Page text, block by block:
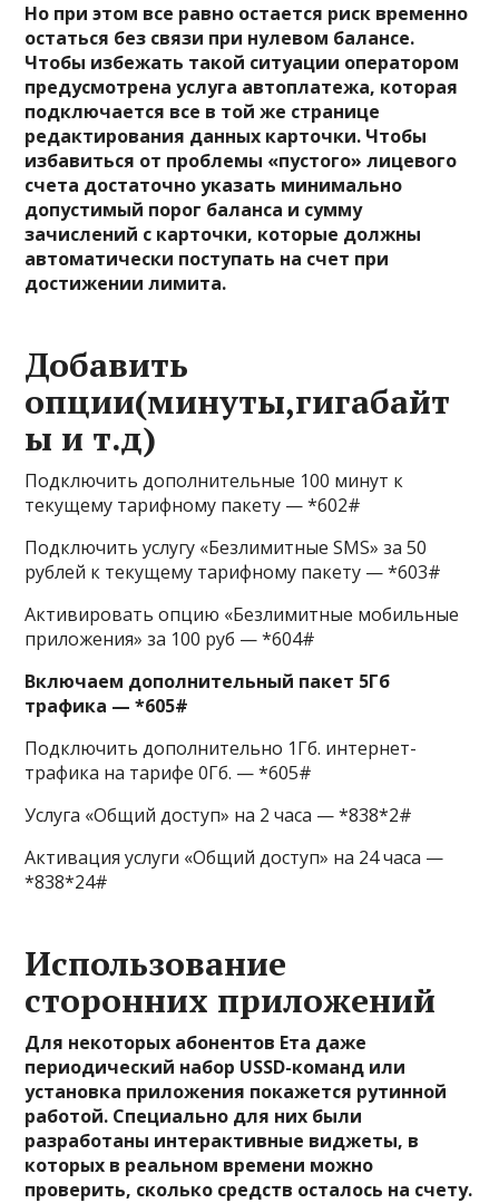
Но при этом все равно остается риск временно
остаться без связи при нулевом балансе.
Чтобы избежать такой ситуации оператором
предусмотрена услуга автоплатежа, которая
подключается все в той же странице
редактирования данных карточки. Чтобы
избавиться от проблемы «пустого» лицевого
счета достаточно указать минимально
допустимый порог баланса и сумму
зачислений с карточки, которые должны
автоматически поступать на счет при
достижении лимита.
Добавить
опции(минуты,гигабайт
ы и т.д)
Подключить дополнительные 100 минут к
текущему тарифному пакету — *602#
Подключить услугу «Безлимитные SMS» за 50
рублей к текущему тарифному пакету — *603#
Активировать опцию «Безлимитные мобильные
приложения» за 100 руб — *604#
Включаем дополнительный пакет 5Гб
трафика — *605#
Подключить дополнительно 1Гб. интернет-
трафика на тарифе 0Гб. — *605#
Услуга «Общий доступ» на 2 часа — *838*2#
Активация услуги «Общий доступ» на 24 часа —
*838*24#
Использование
сторонних приложений
Для некоторых абонентов Ета даже
периодический набор USSD-команд или
установка приложения покажется рутинной
работой. Специально для них были
разработаны интерактивные виджеты, в
которых в реальном времени можно
проверить, сколько средств осталось на счету.